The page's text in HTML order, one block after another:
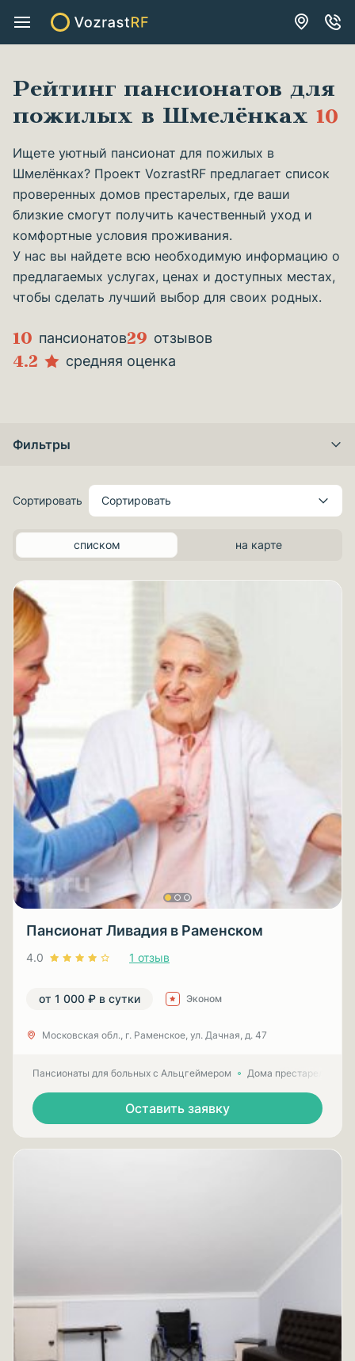
Рейтинг пансионатов для
пожилых в Шмелёнках 10
Ищете уютный пансионат для пожилых в
Шмелёнках? Проект VozrastRF предлагает список
проверенных домов престарелых, где ваши
близкие смогут получить качественный уход и
комфортные условия проживания.
У нас вы найдете всю необходимую информацию о
предлагаемых услугах, ценах и доступных местах,
чтобы сделать лучший выбор для своих родных.
10 пансионатов29 отзывов
4.2 средняя оценка
Фильтры
Сортировать Сортировать
списком на карте
Пансионат Ливадия в Раменском
4.0 1 отзыв
от 1 000 ₽ в сутки Эконом
Московская обл., г. Раменское, ул. Дачная, д. 47
Пансионаты для больных с Альцгеймером Дома престарелых
Оставить заявку